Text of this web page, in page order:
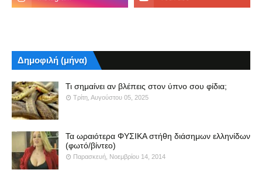
Δημοφιλή (μήνα)
Τι σημαίνει αν βλέπεις στον ύπνο σου φίδια;
Τρίτη, Αυγούστου 05, 2025
Τα ωραιότερα ΦΥΣΙΚΑ στήθη διάσημων ελληνίδων
(φωτό/βίντεο)
Παρασκευή, Νοεμβρίου 14, 2014